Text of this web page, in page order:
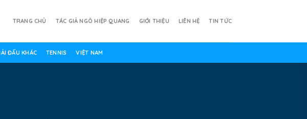
TRANG CHỦ TÁC GIẢ NGÔ HIỆP QUANG GIỚI THIỆU LIÊN HỆ TIN TỨC
ĐẤU KHÁC TENNIS VIỆT NAM